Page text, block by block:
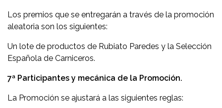
Los premios que se entregarán a través de la promoción
aleatoria son los siguientes:
Un lote de productos de Rubiato Paredes y la Selección
Española de Carniceros.
7ª Participantes y mecánica de la Promoción.
La Promoción se ajustará a las siguientes reglas: